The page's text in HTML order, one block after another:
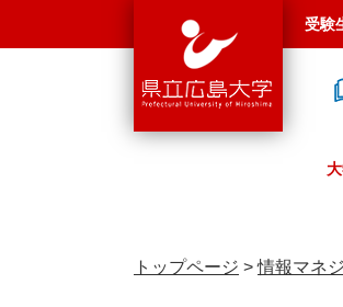
島
大
受験
トップページ >情報マネ